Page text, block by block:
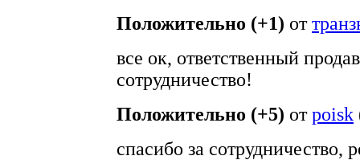
Положительно (+1) от
все ок, ответственный
сотрудничество!
Положительно (+5) отpoisk
спасибо за сотрудничество,